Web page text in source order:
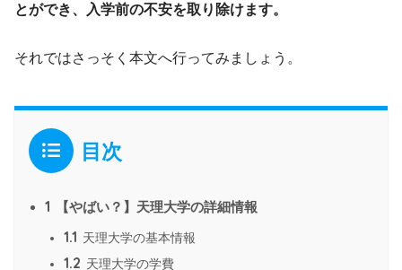
とができ、入学前の不安を取り除けます。
それではさっそく本文へ行ってみましょう。
目次
1 【やばい？】天理大学の詳細情報
1.1 天理大学の基本情報
1.2 天理大学の学費